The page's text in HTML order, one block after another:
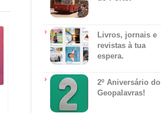
Livros, jornais e
revistas à tua
espera.
2º Aniversário do
Geopalavras!